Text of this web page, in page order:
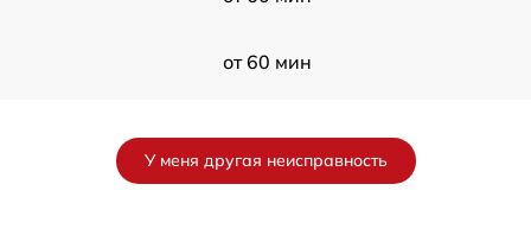
от 60 мин
У меня другая неисправность